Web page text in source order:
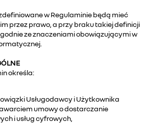
w Regulaminie będą mieć
przez prawo, a przy braku takiej definicji
ze znaczeniami obowiązującymi w
określa:
Usługodawcy i Użytkownika
umowy o dostarczanie
i usług cyfrowych,